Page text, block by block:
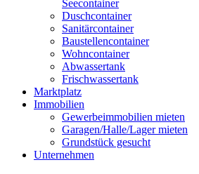
Seecontainer
Duschcontainer
Sanitärcontainer
Baustellencontainer
Wohncontainer
Abwassertank
Frischwassertank
Marktplatz
Immobilien
Gewerbeimmobilien mieten
Garagen/Halle/Lager mieten
Grundstück gesucht
Unternehmen